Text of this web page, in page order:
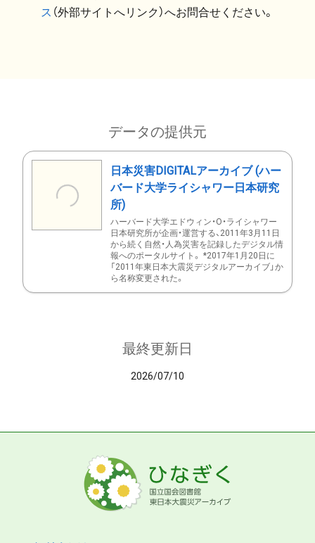
ス （外部サイトへリンク）へお問合せください。
データの提供元
日本災害DIGITALアーカイブ (ハー
バード大学ライシャワー日本研究
所)
ハーバード大学エドウィン・O・ライシャワー
日本研究所が企画・運営する、2011年3月11日
から続く自然・人為災害を記録したデジタル情
報へのポータルサイト。 *2017年1月20日に
「2011年東日本大震災デジタルアーカイブ」か
ら名称変更された。
最終更新日
2026/07/10